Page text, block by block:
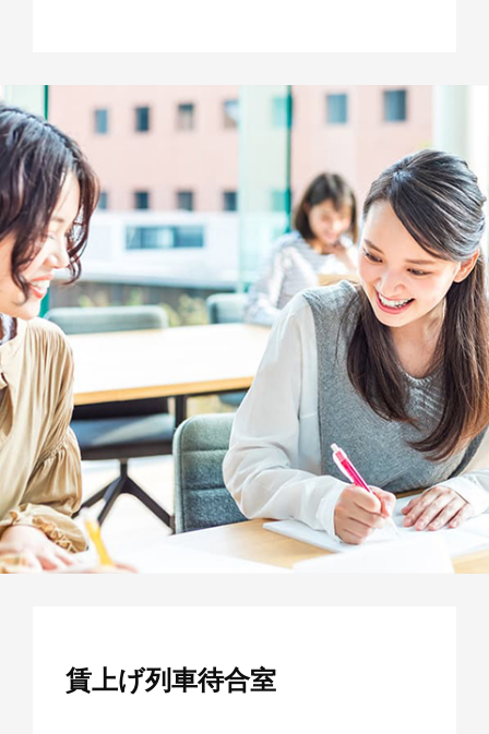
賃上げ列車待合室